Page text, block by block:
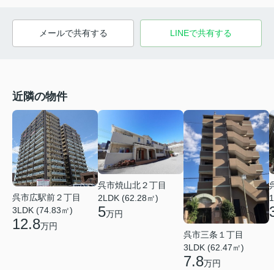
メールで共有する LINEで共有する
近隣の物件
呉市広駅前２丁目
3LDK (74.83㎡)
12.8万円
呉市焼山北２丁目
2LDK (62.28㎡)
5万円
呉市三条１丁目
3LDK (62.47㎡)
7.8万円